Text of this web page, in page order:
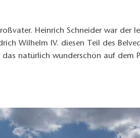
Heinrich Schneider war der
Wilhelm IV. diesen Teil des
natürlich wunderschön auf dem